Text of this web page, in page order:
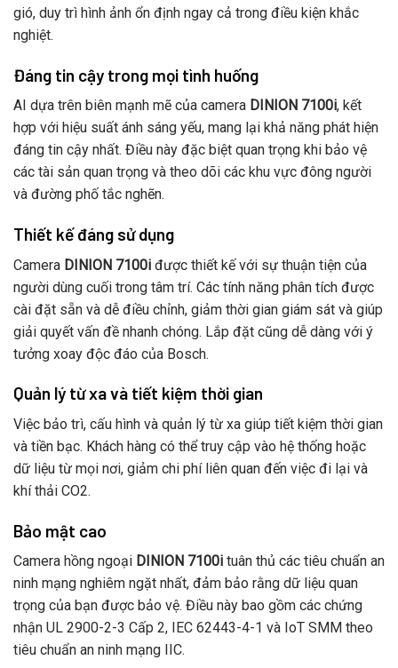
gió, duy trì hình ảnh ổn định ngay cả trong điều kiện khắc
nghiệt.
Đáng tin cậy trong mọi tình huống
AI dựa trên biên mạnh mẽ của camera DINION 7100i, kết
hợp với hiệu suất ánh sáng yếu, mang lại khả năng phát hiện
đáng tin cậy nhất. Điều này đặc biệt quan trọng khi bảo vệ
các tài sản quan trọng và theo dõi các khu vực đông người
và đường phố tắc nghẽn.
Thiết kế đáng sử dụng
Camera DINION 7100i được thiết kế với sự thuận tiện của
người dùng cuối trong tâm trí. Các tính năng phân tích được
cài đặt sẵn và dễ điều chỉnh, giảm thời gian giám sát và giúp
giải quyết vấn đề nhanh chóng. Lắp đặt cũng dễ dàng với ý
tưởng xoay độc đáo của Bosch.
Quản lý từ xa và tiết kiệm thời gian
Việc bảo trì, cấu hình và quản lý từ xa giúp tiết kiệm thời gian
và tiền bạc. Khách hàng có thể truy cập vào hệ thống hoặc
dữ liệu từ mọi nơi, giảm chi phí liên quan đến việc đi lại và
khí thải CO2.
Bảo mật cao
Camera hồng ngoại DINION 7100i tuân thủ các tiêu chuẩn an
ninh mạng nghiêm ngặt nhất, đảm bảo rằng dữ liệu quan
trọng của bạn được bảo vệ. Điều này bao gồm các chứng
nhận UL 2900-2-3 Cấp 2, IEC 62443-4-1 và IoT SMM theo
tiêu chuẩn an ninh mạng IIC.